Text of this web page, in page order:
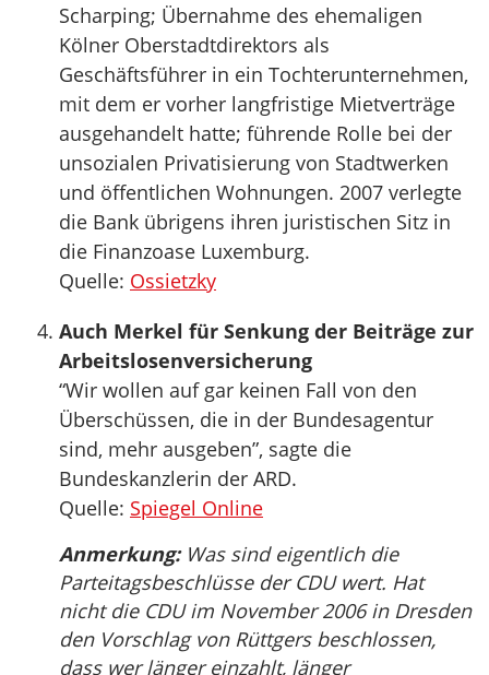
Scharping; Übernahme des ehemaligen
Kölner Oberstadtdirektors als
Geschäftsführer in ein Tochterunternehmen,
mit dem er vorher langfristige Mietverträge
ausgehandelt hatte; führende Rolle bei der
unsozialen Privatisierung von Stadtwerken
und öffentlichen Wohnungen. 2007 verlegte
die Bank übrigens ihren juristischen Sitz in
die Finanzoase Luxemburg.
Quelle: Ossietzky
Auch Merkel für Senkung der Beiträge zur
Arbeitslosenversicherung
“Wir wollen auf gar keinen Fall von den
Überschüssen, die in der Bundesagentur
sind, mehr ausgeben”, sagte die
Bundeskanzlerin der ARD.
Quelle: Spiegel Online
Anmerkung:Was sind eigentlich die
Parteitagsbeschlüsse der CDU wert. Hat
nicht die CDU im November 2006 in Dresden
den Vorschlag von Rüttgers beschlossen,
dass wer länger einzahlt, länger